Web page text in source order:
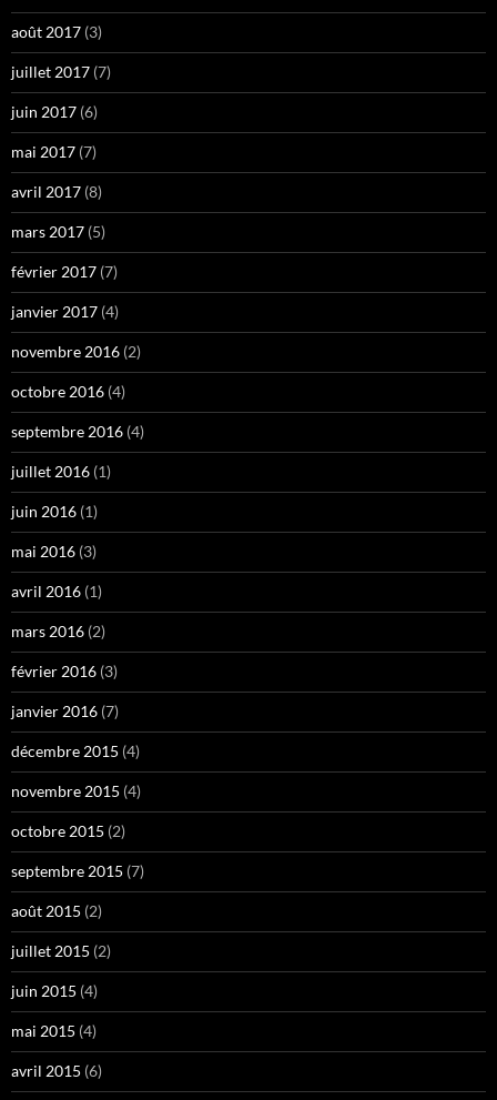
août 2017 (3)
juillet 2017 (7)
juin 2017 (6)
mai 2017 (7)
avril 2017 (8)
mars 2017 (5)
février 2017 (7)
janvier 2017 (4)
novembre 2016 (2)
octobre 2016 (4)
septembre 2016 (4)
juillet 2016 (1)
juin 2016 (1)
mai 2016 (3)
avril 2016 (1)
mars 2016 (2)
février 2016 (3)
janvier 2016 (7)
décembre 2015 (4)
novembre 2015 (4)
octobre 2015 (2)
septembre 2015 (7)
août 2015 (2)
juillet 2015 (2)
juin 2015 (4)
mai 2015 (4)
avril 2015 (6)